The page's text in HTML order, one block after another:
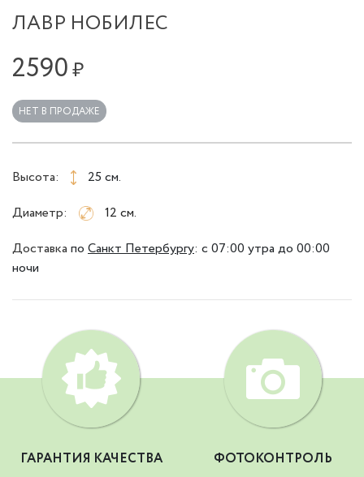
ЛАВР НОБИЛЕС
2590₽
НЕТ В ПРОДАЖЕ
Высота:
25 см.
Диаметр:
12 см.
Доставка по Санкт Петербургу: с 07:00 утра до 00:00
ночи
ГАРАНТИЯ КАЧЕСТВА
ФОТОКОНТРОЛЬ